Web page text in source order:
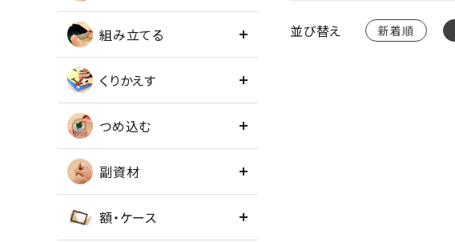
組み立てる
くりかえす
つめ込む
副資材
額・ケース
並び替え 新着順